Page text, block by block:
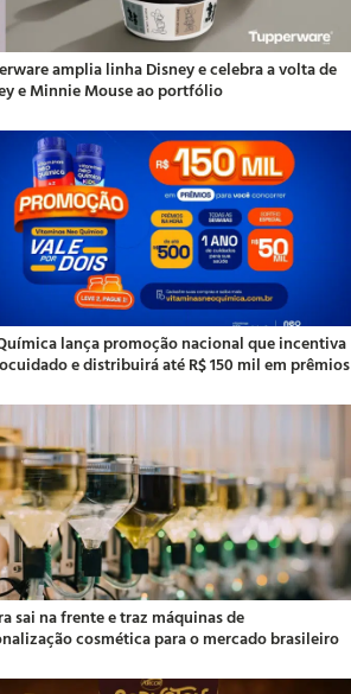
amplia linha Disney e celebra a volta de
e Minnie Mouse ao portfólio
lança promoção nacional que incentiva
e distribuirá até R$ 150 mil em prêmios
sai na frente e traz máquinas de
cosmética para o mercado brasileiro